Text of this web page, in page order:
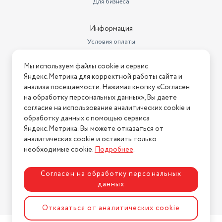
Информация
Условия оплаты
Условия возврата
Нашли ошибку на сайте? Напишите нам
2026 © Интернет-магазин "АстМаркет". У нас есть всё!
Политика конфиденциальности
Разработка сайтаASTDESIGN
Мы используем файлы cookie и сервис
Яндекс.Метрика для корректной работы сайта и
анализа посещаемости. Нажимая кнопку «Согласен
на обработку персональных данных», Вы даете
согласие на использование аналитических cookie и
обработку данных с помощью сервиса
Яндекс.Метрика. Вы можете отказаться от
аналитических cookie и оставить только
необходимые cookie.Подробнее.
Согласен на обработку персональных
данных
Отказаться от аналитических cookie